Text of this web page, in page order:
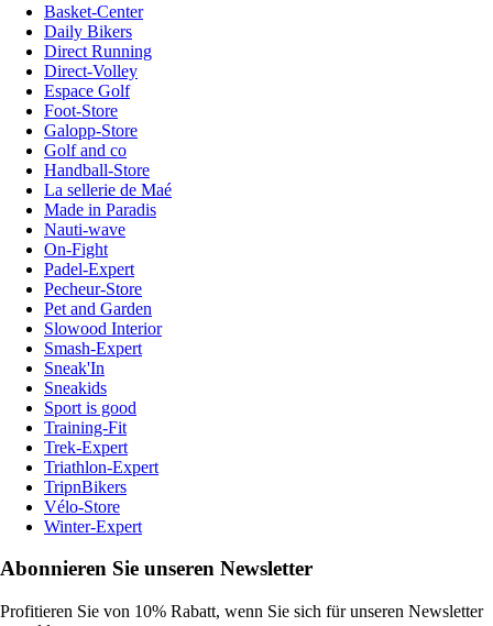
Basket-Center
Daily Bikers
Direct Running
Direct-Volley
Espace Golf
Foot-Store
Galopp-Store
Golf and co
Handball-Store
La sellerie de Maé
Made in Paradis
Nauti-wave
On-Fight
Padel-Expert
Pecheur-Store
Pet and Garden
Slowood Interior
Smash-Expert
Sneak'In
Sneakids
Sport is good
Training-Fit
Trek-Expert
Triathlon-Expert
TripnBikers
Vélo-Store
Winter-Expert
Abonnieren Sie unseren Newsletter
Profitieren Sie von 10% Rabatt, wenn Sie sich für unseren Newsletter